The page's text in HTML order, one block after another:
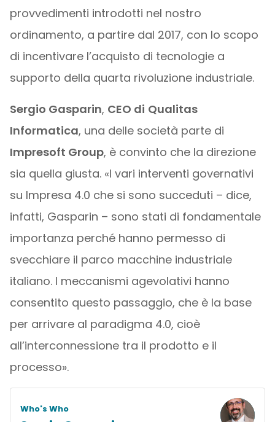
provvedimenti introdotti nel nostro
ordinamento, a partire dal 2017, con lo scopo
di incentivare l’acquisto di tecnologie a
supporto della quarta rivoluzione industriale.
Sergio Gasparin, CEO di Qualitas
Informatica, una delle società parte di
Impresoft Group, è convinto che la direzione
sia quella giusta. «I vari interventi governativi
su Impresa 4.0 che si sono succeduti – dice,
infatti, Gasparin – sono stati di fondamentale
importanza perché hanno permesso di
svecchiare il parco macchine industriale
italiano. I meccanismi agevolativi hanno
consentito questo passaggio, che è la base
per arrivare al paradigma 4.0, cioè
all’interconnessione tra il prodotto e il
processo».
Who's Who